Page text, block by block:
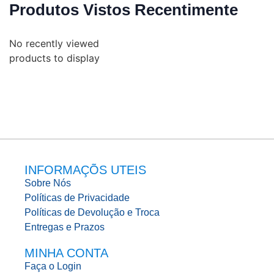
Produtos Vistos Recentimente
No recently viewed
products to display
INFORMAÇÕS UTEIS
Sobre Nós
Políticas de Privacidade
Políticas de Devolução e Troca
Entregas e Prazos
MINHA CONTA
Faça o Login